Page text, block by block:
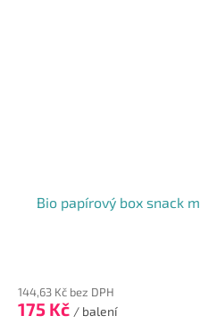
Bio papírový box snack
144,63 Kč bez DPH
175 Kč / balení